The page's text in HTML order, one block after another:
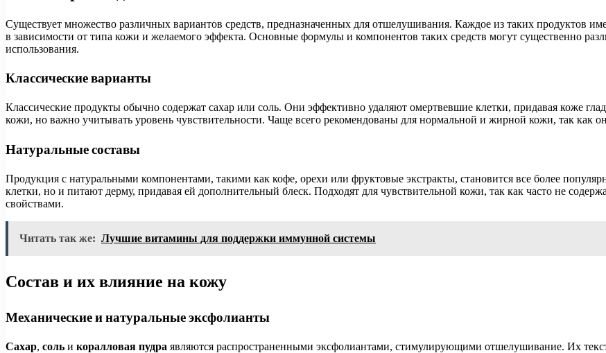
Существует множество различных вариантов средств, предназначенных для отшелушивания. Каждое из таких продуктов
в зависимости от типа кожи и желаемого эффекта. Основные формулы и компонентов таких средств могут существенно
использования.
Классические варианты
Классические продукты обычно содержат сахар или соль. Они эффективно удаляют омертвевшие клетки, придавая коже
кожи, но важно учитывать уровень чувствительности. Чаще всего рекомендованы для нормальной и жирной кожи, так как
Натуральные составы
Продукция с натуральными компонентами, такими как кофе, орехи или фруктовые экстракты, становится все более
клетки, но и питают дерму, придавая ей дополнительный блеск. Подходят для чувствительной кожи, так как часто не
свойствами.
Читать так же: Лучшие витамины для поддержки иммунной системы
Состав и их влияние на кожу
Механические и натуральные эксфолианты
Сахар, соль и коралловая пудра являются распространенными эксфолиантами, стимулирующими отшелушивание. Их